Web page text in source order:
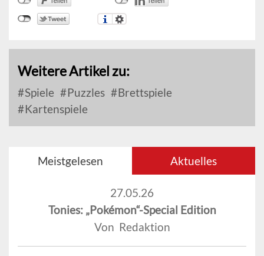
Weitere Artikel zu:
Spiele Puzzles
Brettspiele
Kartenspiele
Meistgelesen Aktuelles
27.05.26
Tonies: „Pokémon“-Special Edition
Von Redaktion